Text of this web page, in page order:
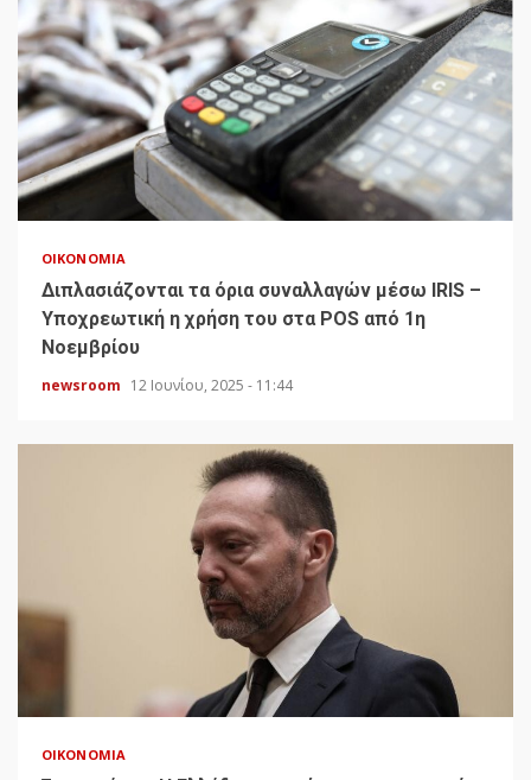
ΟΙΚΟΝΟΜΊΑ
Διπλασιάζονται τα όρια συναλλαγών μέσω IRIS –
Υποχρεωτική η χρήση του στα POS από 1η
Νοεμβρίου
newsroom 12 Ιουνίου, 2025 - 11:44
ΟΙΚΟΝΟΜΊΑ